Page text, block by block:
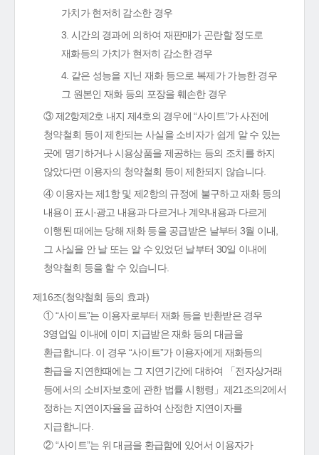
가치가 현저히 감소한 경우
3. 시간의 경과에 의하여 재판매가 곤란할 정도로
재화등의 가치가 현저히 감소한 경우
4. 같은 성능을 지닌 재화 등으로 복제가 가능한 경우
그 원본인 재화 등의 포장을 훼손한 경우
③ 제2항제2호 내지 제4호의 경우에 “사이트”가 사전에
청약철회 등이 제한되는 사실을 소비자가 쉽게 알 수 있는
곳에 명기하거나 시용상품을 제공하는 등의 조치를 하지
않았다면 이용자의 청약철회 등이 제한되지 않습니다.
④ 이용자는 제1항 및 제2항의 규정에 불구하고 재화 등의
내용이 표시·광고 내용과 다르거나 계약내용과 다르게
이행된 때에는 당해 재화 등을 공급받은 날부터 3월 이내,
그 사실을 안 날 또는 알 수 있었던 날부터 30일 이내에
청약철회 등을 할 수 있습니다.
제16조(청약철회 등의 효과)
① “사이트”는 이용자로부터 재화 등을 반환받은 경우
3영업일 이내에 이미 지급받은 재화 등의 대금을
환급합니다. 이 경우 “사이트”가 이용자에게 재화등의
환급을 지연한때에는 그 지연기간에 대하여 「전자상거래
등에서의 소비자보호에 관한 법률 시행령」제21조의2에서
정하는 지연이자율을 곱하여 산정한 지연이자를
지급합니다.
② “사이트”는 위 대금을 환급함에 있어서 이용자가